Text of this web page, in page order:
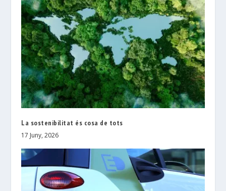
La sostenibilitat és cosa de tots
17 Juny, 2026